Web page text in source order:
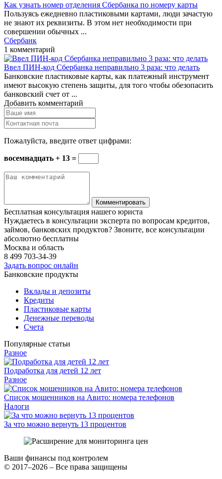
Как узнать номер отделения Сбербанка по номеру карты
Пользуясь ежедневно пластиковыми картами, люди зачастую
не знают их реквизиты. В этом нет необходимости при
совершении обычных ...
Сбербанк
1 комментарий
Ввел ПИН-код Сбербанка неправильно 3 раза: что делать
Банковские пластиковые карты, как платежный инструмент
имеют высокую степень защиты, для того чтобы обезопасить
банковский счет от ...
Добавить комментарий
Пожалуйста, введите ответ цифрами:
восемнадцать + 13 =
Бесплатная консультация нашего юриста
Нуждаетесь в консультации эксперта по вопросам кредитов,
займов, банковских продуктов? Звоните, все консультации
абсолютно бесплатны
Москва и область
8 499 703-34-39
Задать вопрос онлайн
Банковские продукты
Вклады и депозиты
Кредиты
Пластиковые карты
Денежные переводы
Счета
Популярные статьи
Разное
Подработка для детей 12 лет
Разное
Список мошенников на Авито: номера телефонов
Налоги
За что можно вернуть 13 процентов
Ваши финансы под контролем
© 2017–2026 – Все права защищены